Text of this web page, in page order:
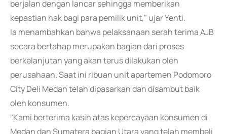
berjalan dengan lancar sehingga memberikan
kepastian hak bagi para pemilik unit," ujar Yenti.
Ia menambahkan bahwa pelaksanaan serah terima AJB
secara bertahap merupakan bagian dari proses
berkelanjutan yang akan terus dilakukan oleh
perusahaan. Saat ini ribuan unit apartemen Podomoro
City Deli Medan telah dipasarkan dan disambut baik
oleh konsumen.
"Kami berterima kasih atas kepercayaan konsumen di
Medan dan Sumatera bagian Utara yang telah membeli